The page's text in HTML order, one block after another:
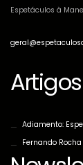
Espetáculos à
Adiamento:
Fernando